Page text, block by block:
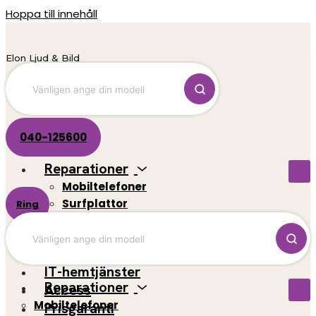
Hoppa till innehåll
Elon Ljud & Bild
040-125600
Reparationer
Mobiltelefoner
Surfplattor
Datorer
IT-hemtjänster
Access
Prisgaranti
Ring
Reparationer
Mobiltelefoner